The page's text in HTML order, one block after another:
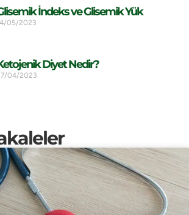
İndeks ve Glisemik Yük
05/2023
Diyet Nedir?
04/2023